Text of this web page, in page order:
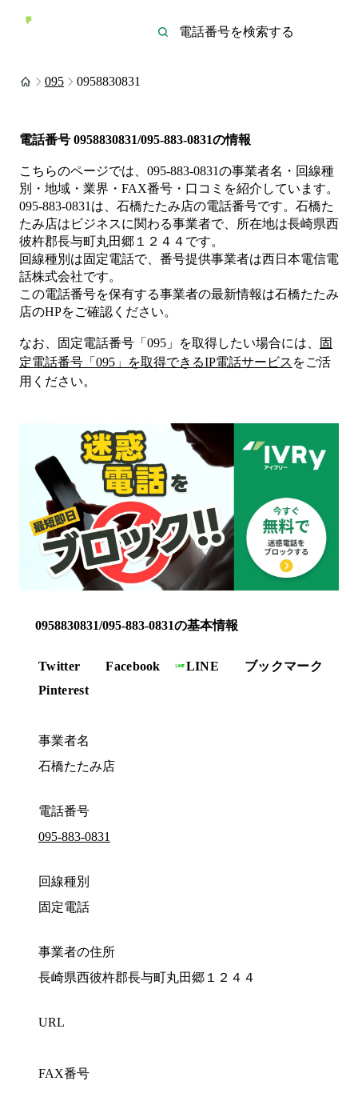
095 0958830831
電話番号 0958830831/095-883-0831の情報
こちらのページでは、 095-883-0831の事業者名・回線種
別・地域・業界・FAX番号・口コミを紹介しています。
095-883-0831 は、 石橋たたみ店の電話番号です。 石橋た
たみ店は ビジネスに関わる事業者で、所在地は長崎県西
彼杵郡長与町丸田郷１２４４ です。
回線種別は固定電話で、番号提供事業者は西日本電信電
話株式会社です。
この電話番号を保有する事業者の最新情報は石橋たたみ
店のHPをご確認ください。
なお、固定電話番号「 095 」を取得したい場合には、
固
定電話番号「 095 」を取得できるIP電話サービス をご活
用ください。
0958830831/095-883-0831の基本情報
Twitter Facebook LINE
ブックマーク
Pinterest
事業者名
石橋たたみ店
電話番号
095-883-0831
回線種別
固定電話
事業者の住所
長崎県西彼杵郡長与町丸田郷１２４４
URL
FAX番号